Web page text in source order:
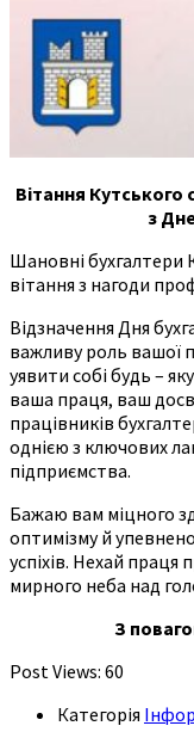
Вітання
з
Шановні бухгалтери
вітання з нагоди
Відзначення Дня
важливу роль вашої
уявити собі будь –
ваша праця, ваш
працівників
однією з ключових
підприємства.
Бажаю вам міцного
оптимізму й
успіхів. Нехай
мирного неба над
З
Post Views: 60
Категорія